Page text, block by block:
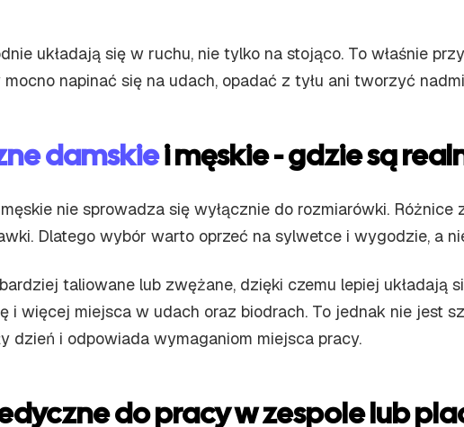
układają się w ruchu, nie tylko na stojąco. To właśnie
napinać się na udach, opadać z tyłu ani tworzyć
damskiei męskie - gdzie są
nie sprowadza się wyłącznie do rozmiarówki.
Dlatego wybór warto oprzeć na sylwetce i wygodzie, a
taliowane lub zwężane, dzięki czemu lepiej
i więcej miejsca w udach oraz biodrach. To jednak nie jest
dzień i odpowiada wymaganiom miejsca pracy.
do pracy w zespole lub